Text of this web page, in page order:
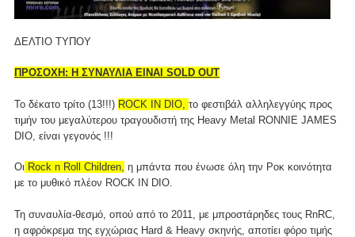
ΔΕΛΤΙΟ ΤΥΠΟΥ
ΠΡΟΣΟΧΗ: Η ΣΥΝΑΥΛΙΑ ΕΙΝΑΙ SOLD OUT
Το δέκατο τρίτο (13!!!) ROCK IN DIO, το φεστιβάλ αλληλεγγύης προς
τιμήν του μεγαλύτερου τραγουδιστή της Heavy Metal RONNIE JAMES
DIO, είναι γεγονός !!!
Οι Rock n Roll Children, η μπάντα που ένωσε όλη την Ροκ κοινότητα
με το μυθικό πλέον ROCK IN DIO.
Τη συναυλία-θεσμό, οπού από το 2011, με μπροστάρηδες τους RnRC,
η αφρόκρεμα της εγχώριας Hard & Heavy σκηνής, αποτίει φόρο τιμής